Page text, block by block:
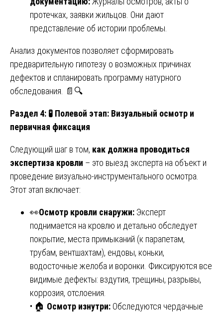
протечках, заявки жильцов. Они дают
представление об истории проблемы.
Анализ документов позволяет сформировать
предварительную гипотезу о возможных причинах
дефектов и спланировать программу натурного
обследования. 📄🔍
Раздел 4: 🧪 Полевой этап: Визуальный осмотр и
первичная фиксация
Следующий шаг в том, как должна проводиться
экспертиза кровли – это выезд эксперта на объект и
проведение визуально-инструментального осмотра.
Этот этап включает:
👀Осмотр кровли снаружи: Эксперт
поднимается на кровлю и детально обследует
покрытие, места примыканий (к парапетам,
трубам, вентшахтам), ендовы, коньки,
водосточные желоба и воронки. Фиксируются все
видимые дефекты: вздутия, трещины, разрывы,
коррозия, отслоения.
• 🏠 Осмотр изнутри: Обследуются чердачные